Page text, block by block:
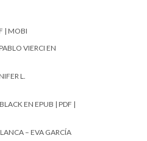
| MOBI
VIERCI EN
L.
EN EPUB | PDF |
– EVA GARCÍA